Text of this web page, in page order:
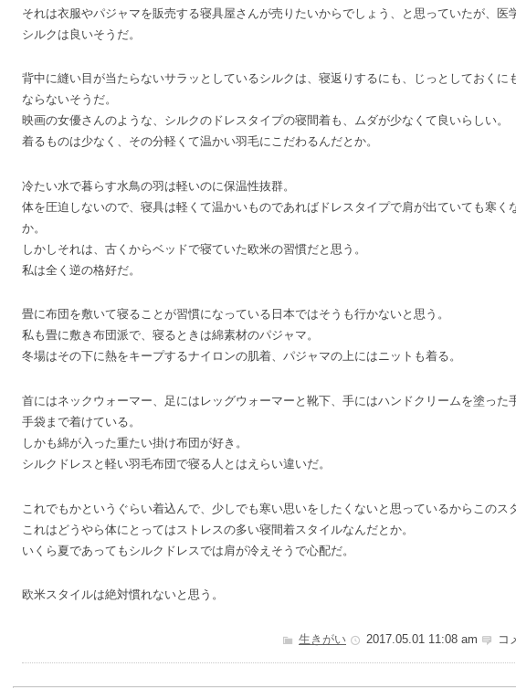
それは衣服やパジャマを販売する寝具屋さんが売りたいからでしょう、と思っていたが、医
シルクは良いそうだ。
背中に縫い目が当たらないサラッとしているシルクは、寝返りするにも、じっとしておくに
ならないそうだ。
映画の女優さんのような、シルクのドレスタイプの寝間着も、ムダが少なくて良いらしい。
着るものは少なく、その分軽くて温かい羽毛にこだわるんだとか。
冷たい水で暮らす水鳥の羽は軽いのに保温性抜群。
体を圧迫しないので、寝具は軽くて温かいものであればドレスタイプで肩が出ていても寒く
か。
しかしそれは、古くからベッドで寝ていた欧米の習慣だと思う。
私は全く逆の格好だ。
畳に布団を敷いて寝ることが習慣になっている日本ではそうも行かないと思う。
私も畳に敷き布団派で、寝るときは綿素材のパジャマ。
冬場はその下に熱をキープするナイロンの肌着、パジャマの上にはニットも着る。
首にはネックウォーマー、足にはレッグウォーマーと靴下、手にはハンドクリームを塗った
手袋まで着けている。
しかも綿が入った重たい掛け布団が好き。
シルクドレスと軽い羽毛布団で寝る人とはえらい違いだ。
これでもかというぐらい着込んで、少しでも寒い思いをしたくないと思っているからこのス
これはどうやら体にとってはストレスの多い寝間着スタイルなんだとか。
いくら夏であってもシルクドレスでは肩が冷えそうで心配だ。
欧米スタイルは絶対慣れないと思う。
生きがい 2017.05.01 11:08 am コ